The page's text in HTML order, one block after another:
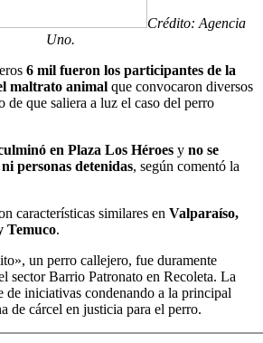
Crédito: Agencia
Uno.
6 mil fueron los participantes de la
maltrato animal que convocaron diversos
de que saliera a luz el caso del perro
en Plaza Los Héroes y no se
personas detenidas, según comentó la
características similares en Valparaíso,
Temuco.
un perro callejero, fue duramente
sector Barrio Patronato en Recoleta. La
de iniciativas condenando a la principal
de cárcel en justicia para el perro.